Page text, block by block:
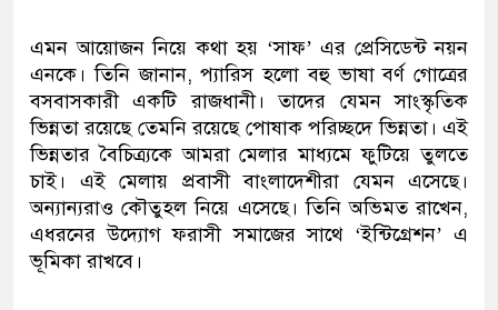
এমন আয়োজন নিয়ে কথা হয় ‘সাফ’ এর প্রেসিডেন্ট নয়ন
এনকে। তিনি জানান, প্যারিস হলো বহু ভাষা বর্ণ গোত্রের
বসবাসকারী একটি রাজধানী। তাদের যেমন সাংস্কৃতিক
ভিন্নতা রয়েছে তেমনি রয়েছে পোষাক পরিচ্ছদে ভিন্নতা। এই
ভিন্নতার বৈচিত্র্যকে আমরা মেলার মাধ্যমে ফুটিয়ে তুলতে
চাই। এই মেলায় প্রবাসী বাংলাদেশীরা যেমন এসেছে।
অন্যান্যরাও কৌতুহল নিয়ে এসেছে। তিনি অভিমত রাখেন,
এধরনের উদ্যোগ ফরাসী সমাজের সাথে ‘ইন্টিগ্রেশন’ এ
ভূমিকা রাখবে।